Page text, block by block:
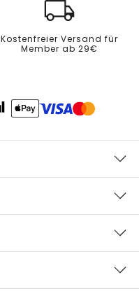
Kostenfreier Versand für
Member ab 29€